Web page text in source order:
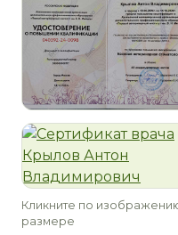
Кликните по
размере